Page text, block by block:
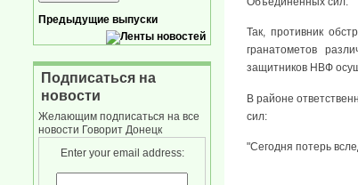
Так, противник
гранатометов
защитников НВФ
В районе
сил:
"Сегодня потерь
Предыдущие выпуски
Подписаться на
новости
Желающим подписаться на все
новости Говорит Донецк
Enter your email address: